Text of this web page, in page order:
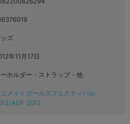
ズ
年11月17日
ホルダー・ストラップ・他
メイトガールズフェスティバル
AGF 2012